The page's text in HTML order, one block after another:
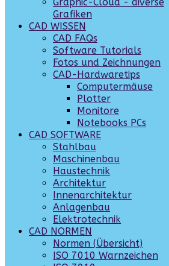
Grafiken
CAD WISSEN
CAD FAQs
Software Tutorials
Fotos und Zeichnungen
CAD-Hardwaretips
Computermäuse
Plotter
Monitore
Notebooks PCs
CAD SOFTWARE
Stahlbau
Maschinenbau
Haustechnik
Architektur
Innenarchitektur
Anlagenbau
Elektrotechnik
CAD NORMEN
Normen (Übersicht)
ISO 7010 Warnzeichen